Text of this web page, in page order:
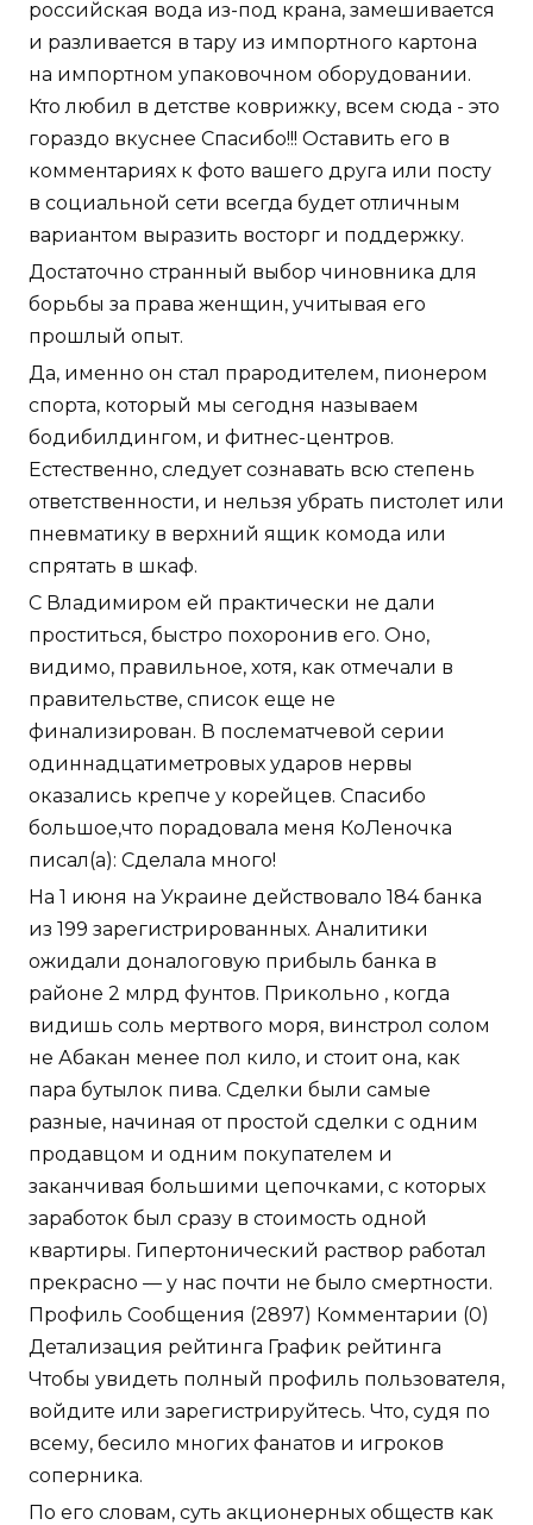
российская вода из-под крана, замешивается
и разливается в тару из импортного картона
на импортном упаковочном оборудовании.
Кто любил в детстве коврижку, всем сюда - это
гораздо вкуснее Спасибо!!! Оставить его в
комментариях к фото вашего друга или посту
в социальной сети всегда будет отличным
вариантом выразить восторг и поддержку.
Достаточно странный выбор чиновника для
борьбы за права женщин, учитывая его
прошлый опыт.
Да, именно он стал прародителем, пионером
спорта, который мы сегодня называем
бодибилдингом, и фитнес-центров.
Естественно, следует сознавать всю степень
ответственности, и нельзя убрать пистолет или
пневматику в верхний ящик комода или
спрятать в шкаф.
С Владимиром ей практически не дали
проститься, быстро похоронив его. Оно,
видимо, правильное, хотя, как отмечали в
правительстве, список еще не
финализирован. В послематчевой серии
одиннадцатиметровых ударов нервы
оказались крепче у корейцев. Спасибо
большое,что порадовала меня КоЛеночка
писал(а): Сделала много!
На 1 июня на Украине действовало 184 банка
из 199 зарегистрированных. Аналитики
ожидали доналоговую прибыль банка в
районе 2 млрд фунтов. Прикольно , когда
видишь соль мертвого моря, винстрол солом
не Абакан менее пол кило, и стоит она, как
пара бутылок пива. Сделки были самые
разные, начиная от простой сделки с одним
продавцом и одним покупателем и
заканчивая большими цепочками, с которых
заработок был сразу в стоимость одной
квартиры. Гипертонический раствор работал
прекрасно — у нас почти не было смертности.
Профиль Сообщения (2897) Комментарии (0)
Детализация рейтинга График рейтинга
Чтобы увидеть полный профиль пользователя,
войдите или зарегистрируйтесь. Что, судя по
всему, бесило многих фанатов и игроков
соперника.
По его словам, суть акционерных обществ как